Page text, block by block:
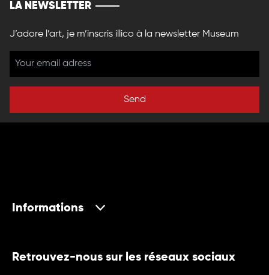
LA NEWSLETTER
J’adore l’art, je m’inscris illico à la newsletter Museum
Send
Informations
Retrouvez-nous sur les réseaux sociaux